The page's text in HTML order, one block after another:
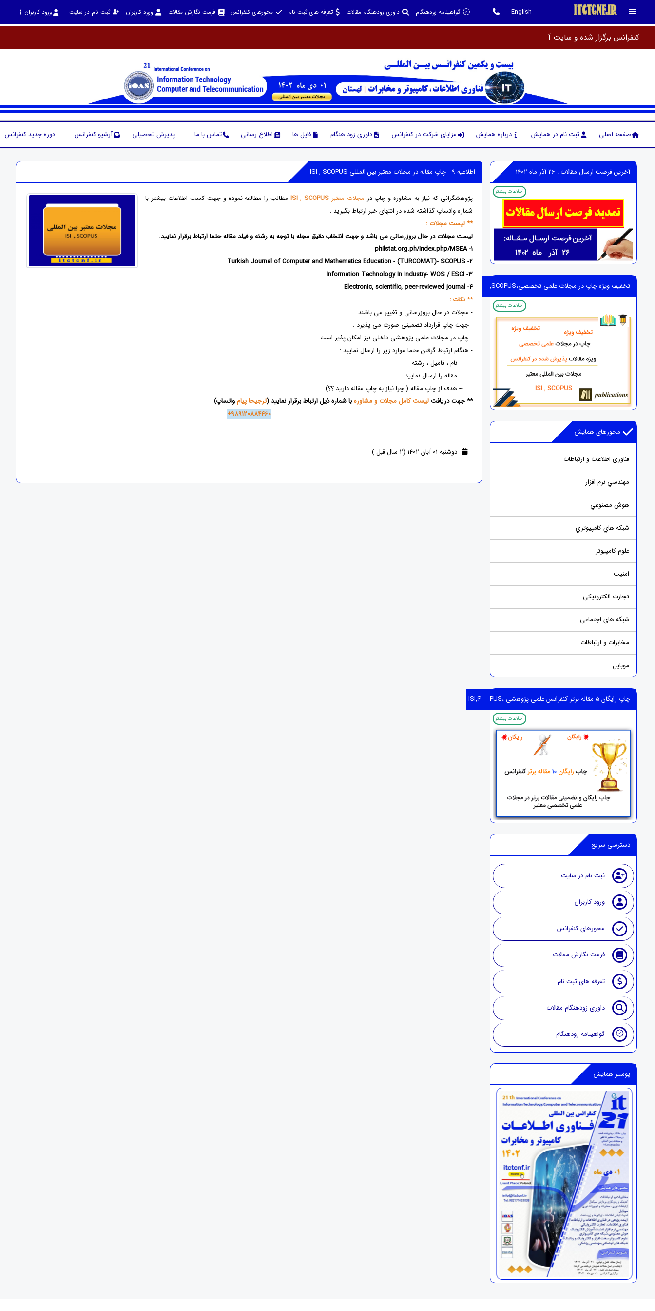
English گواهینامه زودهنگام داوری زودهنگام مقالات تعرفه های ثبت نام محورهای کنفرانس فرمت نگارش مقالات ورود کاربران ثبت نام در سایت ورود کاربران
صفحه اصلی ثبت نام در همایش درباره همایش مزایای شرکت در کنفرانس داوری زود هنگام فایل ها اطلاع رسانی تماس با ما پذیرش تحصیلی آرشیو کنفرانس دوره جدید کنفرانس
آخرین فرصت ارسال مقالات : 26 آذر ماه 1402
اطلاعات بیشتر
تخفیف ویژه چاپ در مجلات علمی تخصصی،ISI,SCOPUS
اطلاعات بیشتر
محورهای همایش
فناوری اطلاعات و ارتباطات
مهندسي نرم افزار
هوش مصنوعي
شبکه هاي کامپيوتري
علوم کامپیوتر
امنيت
تجارت الکترونیکی
شبکه های اجتماعی
مخابرات و ارتباطات
موبایل
چاپ رایگان 5 مقاله برتر کنفرانس علمی پژوهشی ،ISI,SCOPUS
اطلاعات بیشتر
دسترسی سریع
ثبت نام در سایت
ورود کاربران
محورهای کنفرانس
فرمت نگارش مقالات
تعرفه های ثبت نام
داوری زودهنگام مقالات
گواهینامه زودهنگام
پوستر همایش
اطلاعیه 9 - چاپ مقاله در مجلات معتبر بین المللی ISI , SCOPUS
پژوهشگرانی که نیاز به مشاوره و چاپ در مجلات معتبر ISI, SCOPUS
مطالب را مطالعه نموده و جهت کسب اطلاعات بیشتر با
شماره واتساپ گذاشته شده در انتهای خبر ارتباط بگیرید :
** لیست مجلات :
لیست مجلات در حال بروزرسانی می باشد و جهت انتخاب دقیق مجله با توجه به رشته و فیلد مقاله حتما ارتباط برقرار نمایید.
1- philstat.org.ph/
index.php/MSEA
2- Turkish Journal of Computer and Mathematics Education - (TURCOMAT)- SCOPUS
3- Information Technology In Industry- WOS / ESCI
4- Electronic, scientific, peer-reviewed journal
** نکات :
- مجلات در حال بروزرسانی و تغییر می باشند .
- جهت چاپ قرارداد تضمینی صورت می پذیرد .
- چاپ در مجلات علمی پژوهشی داخلی نیز امکان پذیر است.
- هنگام ارتباط گرفتن حتما موارد زیر را ارسال نمایید :
-- نام ، فامیل ، رشته
-- مقاله را ارسال نمایید.
-- هدف از چاپ مقاله ( چرا نیاز به چاپ مقاله دارید ؟؟)
** جهت دریافتلیست کامل مجلات و مشاورهبا شماره ذیل ارتباط برقرار نمایید.(ترجیحا پیامواتساپ)
+989120884460
دوشنبه 01 آبان 1402 (2 سال قبل )